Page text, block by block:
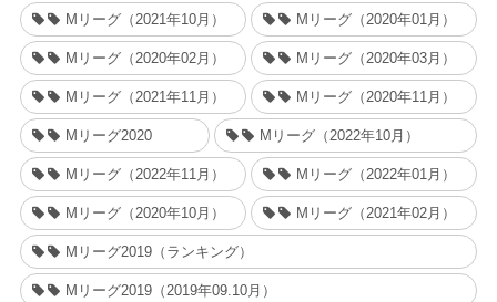
Mリーグ（2021年10月） Mリーグ（2020年01月）
Mリーグ（2020年02月） Mリーグ（2020年03月）
Mリーグ（2021年11月） Mリーグ（2020年11月）
Mリーグ2020 Mリーグ（2022年10月）
Mリーグ（2022年11月） Mリーグ（2022年01月）
Mリーグ（2020年10月） Mリーグ（2021年02月）
Mリーグ2019（ランキング）
Mリーグ2019（2019年09.10月）